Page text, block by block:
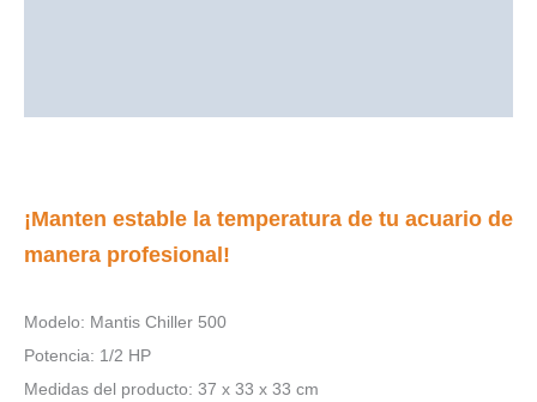
¡Manten estable la temperatura de tu acuario de
manera profesional!
Modelo: Mantis Chiller 500
Potencia: 1/2 HP
Medidas del producto: 37 x 33 x 33 cm